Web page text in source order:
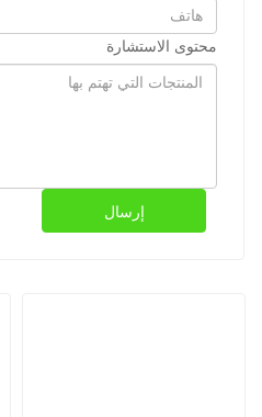
محتوى الاستشارة
إرسال